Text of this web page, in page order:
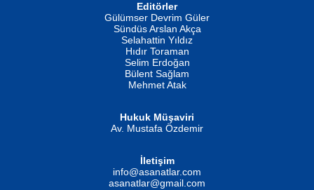
İSMAİL OKUTAN
Erkeklerin Kahrolması Ne Demektir
Evvel Zaman Tanrıçası...
Editörler
Gülümser Devrim Güler
Sündüs Arslan Akça
Selahattin Yıldız
Hıdır Toraman
Selim Erdoğan
Bülent Sağlam
Mehmet Atak
Hukuk Müşaviri
Av. Mustafa Özdemir
İletişim
info@asanatlar.com
asanatlar@gmail.com